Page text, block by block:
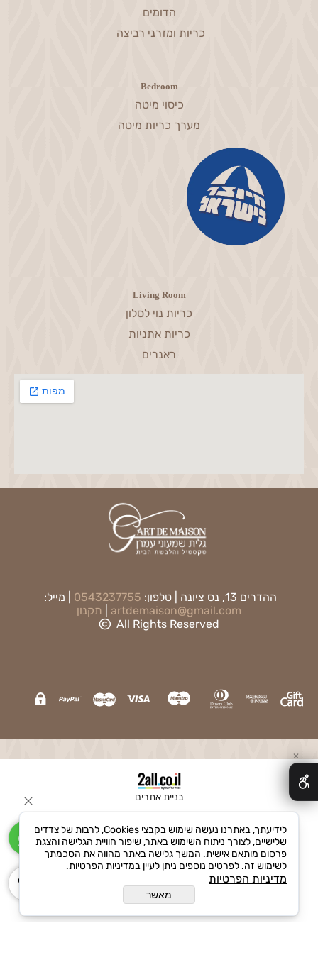
הדומים
כריות ומזרני רביצה
Bedroom
כיסוי מיטה
מערך כריות מיטה
Living Room
כריות נוי לסלון
כריות אתניות
ראנרים
ההדרים 13, נס ציונה | טלפון: 0543237755 | מייל:
artdemaison@gmail.com
תקנון
All Rights Reserved
בניית אתרים
✕
לידיעתך, באתרנו נעשה שימוש בקבצי Cookies, לרבות של צדדים
שלישיים, לצורך ניתוח השימוש באתר, שיפור חוויית הגלישה והצגת
פרסום מותאם אישית. המשך גלישה באתר מהווה את הסכמתך
לשימוש זה. לפרטים נוספים ניתן לעיין במדיניות הפרטיות.
מדיניות הפרטיות
מאשר